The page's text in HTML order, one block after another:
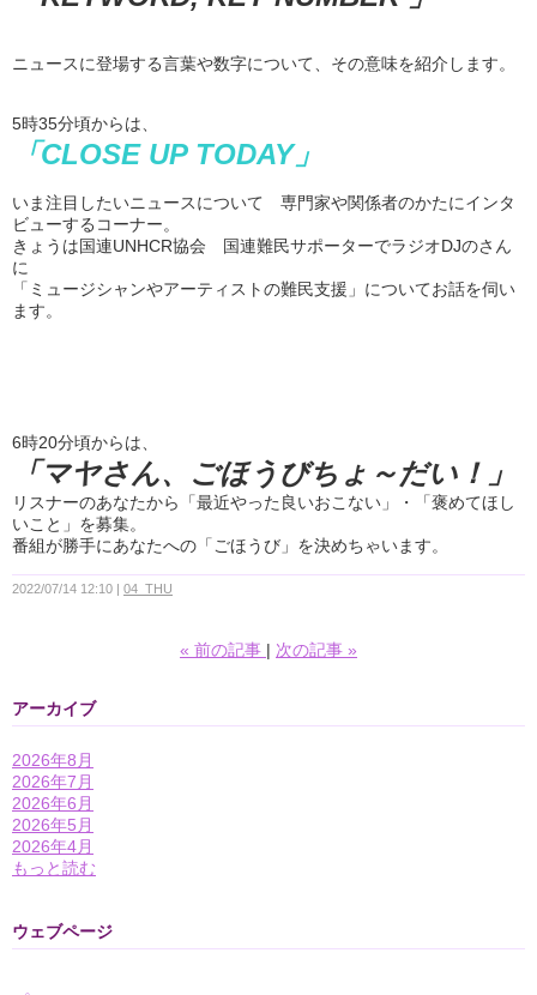
ニュースに登場する言葉や数字について、その意味を紹介します。
5時35分頃からは、
「CLOSE UP TODAY」
いま注目したいニュースについて 専門家や関係者のかたにインタ
ビューするコーナー。
きょうは国連UNHCR協会 国連難民サポーターでラジオDJのさん
に
「ミュージシャンやアーティストの難民支援」についてお話を伺い
ます。
6時20分頃からは、
「マヤさん、ごほうびちょ～だい！」
リスナーのあなたから「最近やった良いおこない」・「褒めてほし
いこと」を募集。
番組が勝手にあなたへの「ごほうび」を決めちゃいます。
2022/07/14 12:10 04_THU
« 前の記事 次の記事 »
アーカイブ
2026年8月
2026年7月
2026年6月
2026年5月
2026年4月
もっと読む
ウェブページ